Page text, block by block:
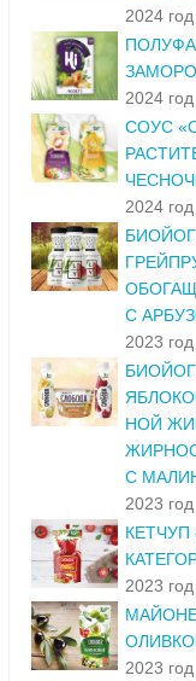
2024 год
2024 год
СОУС
2024 год
С
2023 год
НОЙ
С
2023 год
2023 год
2023 год